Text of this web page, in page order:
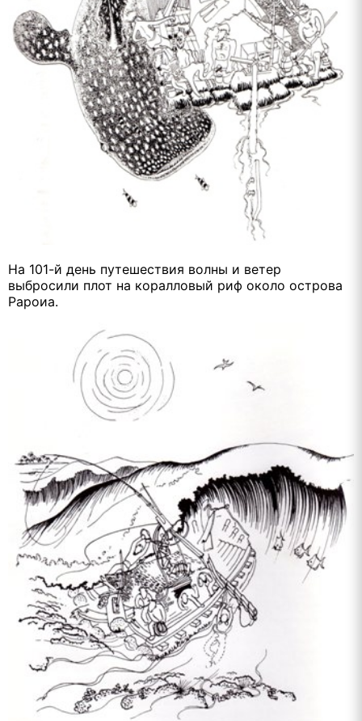
На 101-й день путешествия волны и ветер
выбросили плот на коралловый риф около острова
Рароиа.